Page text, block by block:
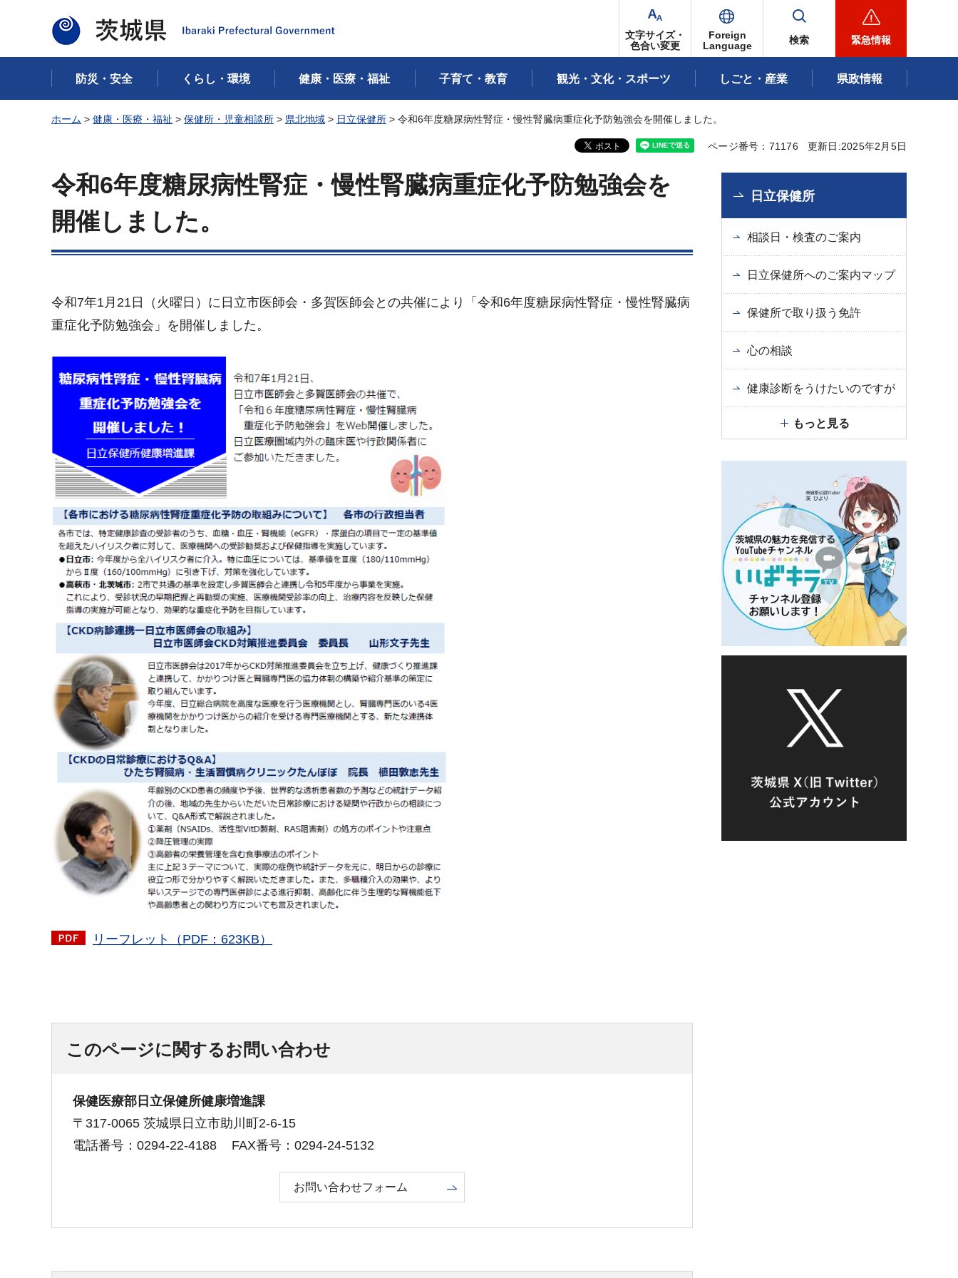
茨城県
文字サイズ・
色合い変更
Foreign
Language
検索 緊急情報
防災・安全 くらし・環境 健康・医療・福祉 子育て・教育 観光・文化・スポーツ しごと・産業 県政情報
ホーム > 健康・医療・福祉 > 保健所・児童相談所 > 県北地域 > 日立保健所 > 令和6年度糖尿病性腎症・慢性腎臓病重症化予防勉強会を開催しました。
ページ番号：71176 更新日:2025年2月5日
令和6年度糖尿病性腎症・慢性腎臓病重症化予防勉強会を
開催しました。
令和7年1月21日（火曜日）に日立市医師会・多賀医師会との共催により「令和6年度糖尿病性腎症・慢性腎臓病
重症化予防勉強会」を開催しました。
リーフレット（PDF：623KB）
このページに関するお問い合わせ
保健医療部日立保健所健康増進課
〒317-0065 茨城県日立市助川町2-6-15
電話番号：0294-22-4188
FAX番号：0294-24-5132
お問い合わせフォーム
日立保健所
相談日・検査のご案内
日立保健所へのご案内マップ
保健所で取り扱う免許
心の相談
健康診断をうけたいのですが
もっと見る